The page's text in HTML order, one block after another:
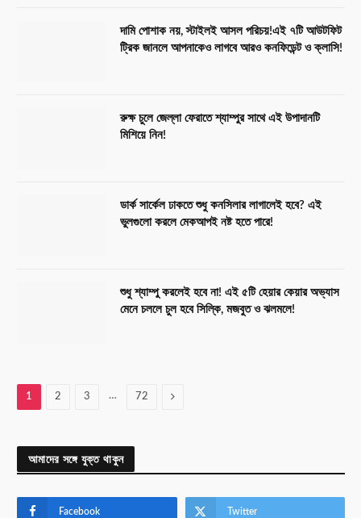
দামি পোশাক নয়, স্টাইলই আসল পরিচয়!এই ৭টি আউটফিট
ট্রিক জানলে আপনাকেও লাগবে আরও কনফিডেন্ট ও ক্লাসি!
রুক্ষ চুলে জেল্লা ফেরাতে শ্যাম্পুর সাথে এই উপাদানটি
মিশিয়ে নিন!
ডার্ক সার্কেল ঢাকতে শুধু কনসিলার লাগালেই হবে? এই
ভুলগুলো করলে মেকআপই নষ্ট হতে পারে!
শুধু শ্যাম্পু করলেই হবে না! এই ৫টি হেয়ার কেয়ার অভ্যাস
মেনে চললে চুল হবে সিল্কি, মজবুত ও ঝলমলে!
1 2 3 … 72 Next
আমাদের সঙ্গে যুক্ত থাকুন
Facebook Twitter